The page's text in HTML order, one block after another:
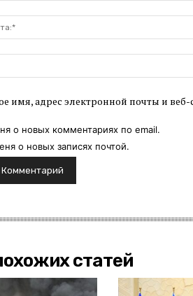
имя, адрес электронной почты и
о новых комментариях по email.
о новых записях почтой.
статей